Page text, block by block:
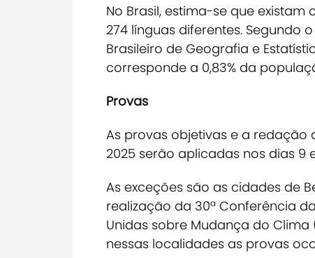
No Brasil, estima-se que
274 línguas diferentes. Segundo
Brasileiro de Geografia e
corresponde a 0,83% da
Provas
As provas objetivas e a redação
2025 serão aplicadas nos dias 9
As exceções são as cidades de
realização da 30ª Conferência
Unidas sobre Mudança do Clima
nessas localidades as provas